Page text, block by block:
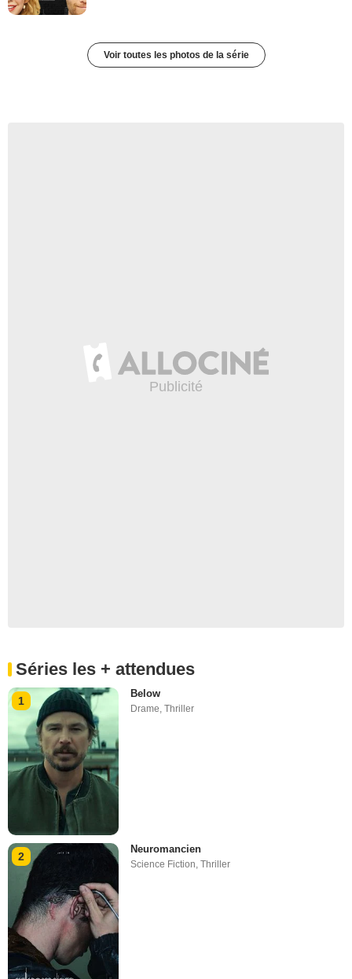
Voir toutes les photos de la série
Séries les + attendues
1
Below
Drame ,Thriller
2
Neuromancien
Science Fiction,Thriller